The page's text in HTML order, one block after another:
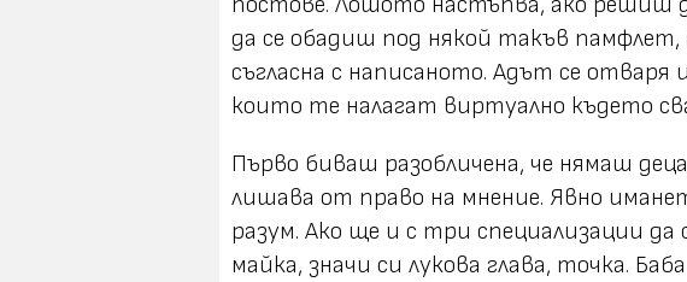
да се обадиш под някой такъв памфлет,
съгласна с написаното. Адът се
които те налагат виртуално където
Първо биваш разобличена, че нямаш
лишава от право на мнение. Явно
разум. Ако ще и с три специализации да
майка, значи си лукова глава, точка.